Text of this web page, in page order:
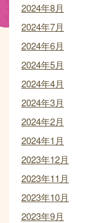
2024年8月
2024年7月
2024年6月
2024年5月
2024年4月
2024年3月
2024年2月
2024年1月
2023年12月
2023年11月
2023年10月
2023年9月